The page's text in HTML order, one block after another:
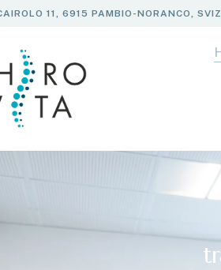
11, 6915 PAMBIO-NORANCO,